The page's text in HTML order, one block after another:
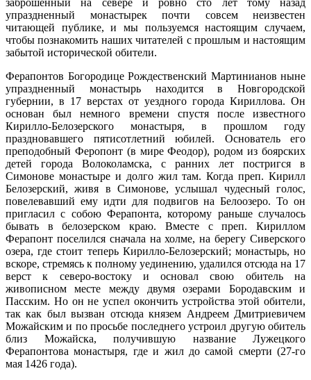
упраздненный монастырек почти совсем неизвестен
читающей публике, и мы пользуемся настоящим случаем,
чтобы познакомить наших читателей с прошлым и настоящим
забытой исторической обители.
Ферапонтов Богородице Рождественский Мартинианов ныне
упраздненный монастырь находится в Новгородской
губернии, в 17 верстах от уездного города Кириллова. Он
основан был немного времени спустя после известного
Кирилло-Белозерского монастыря, в прошлом году
праздновавшего пятисотлетний юбилей. Основатель его
преподобный Феропонт (в мире Феодор), родом из боярских
детей города Волоколамска, с ранних лет постригся в
Симонове монастыре и долго жил там. Когда преп. Кирилл
Белозерский, живя в Симонове, услышал чудесный голос,
повелевавший ему идти для подвигов на Белоозеро. То он
пригласил с собою Ферапонта, которому раньше случалось
бывать в белозерском краю. Вместе с преп. Кириллом
Ферапонт поселился сначала на холме, на берегу Сиверского
озера, где стоит теперь Кирилло-Белозерский; монастырь, но
вскоре, стремясь к полному уединению, удалился отсюда на 17
верст к северо-востоку и основал свою обитель на
живописном месте между двумя озерами Бородавским и
Пасским. Но он не успел окончить устройства этой обители,
так как был вызван отсюда князем Андреем Дмитриевичем
Можайским и по просьбе последнего устроил другую обитель
близ Можайска, получившую название Лужецкого
Ферапонтова монастыря, где и жил до самой смерти (27-го
мая 1426 года).